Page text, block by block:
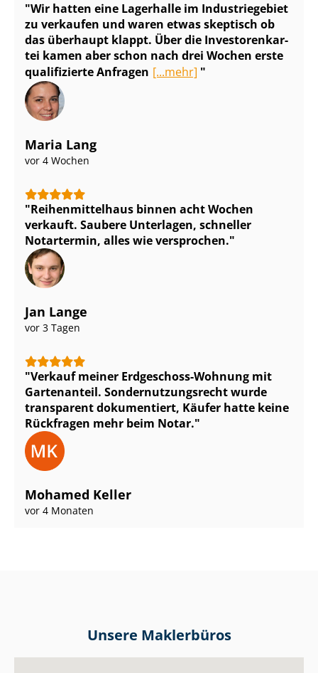
Wir hatten eine Lagerhalle im Industriegebiet
zu verkaufen und waren etwas skeptisch ob
das überhaupt klappt. Über die In­ves­to­ren­kar­
tei kamen aber schon nach drei Wochen erste
qualifizierte Anfragen [...mehr]
Maria Lang
vor 4 Wochen
Rei­hen­mit­tel­haus binnen acht Wochen
verkauft. Saubere Unterlagen, schneller
Notartermin, alles wie versprochen.
Jan Lange
vor 3 Tagen
Verkauf meiner Erdgeschoss-Wohnung mit
Gartenanteil. Son­der­nut­zungs­recht wurde
transparent dokumentiert, Käufer hatte keine
Rückfragen mehr beim Notar.
Mohamed Keller
vor 4 Monaten
Unsere Maklerbüros